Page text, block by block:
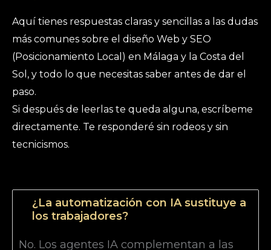
Aquí tienes respuestas claras y sencillas a las dudas
más comunes sobre el diseño Web y SEO
(Posicionamiento Local) en Málaga y la Costa del
Sol, y todo lo que necesitas saber antes de dar el
paso.
Si después de leerlas te queda alguna, escríbeme
directamente. Te responderé sin rodeos y sin
tecnicismos.
¿La automatización con IA sustituye a
los trabajadores?
No. Los agentes IA complementan a las